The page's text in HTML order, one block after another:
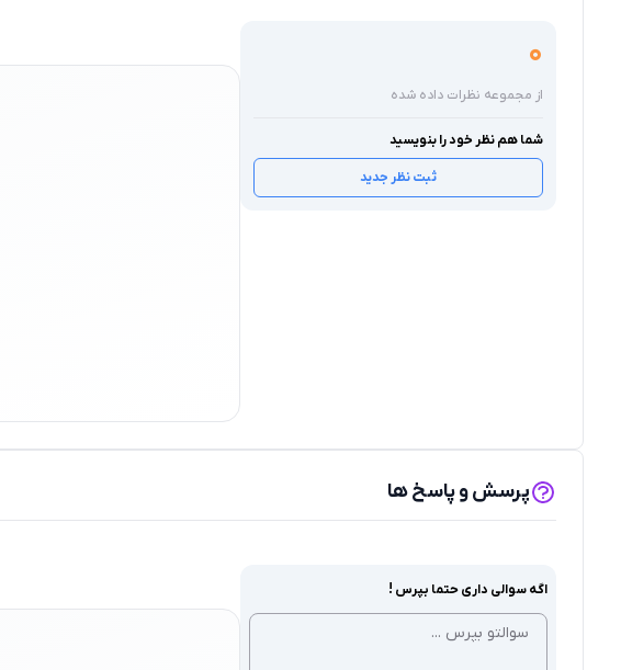
0
از مجموعه نظرات داده شده
شما هم نظر خود را بنویسید
ثبت نظر جدید
پرسش و پاسخ ها
اگه سوالی داری حتما بپرس !